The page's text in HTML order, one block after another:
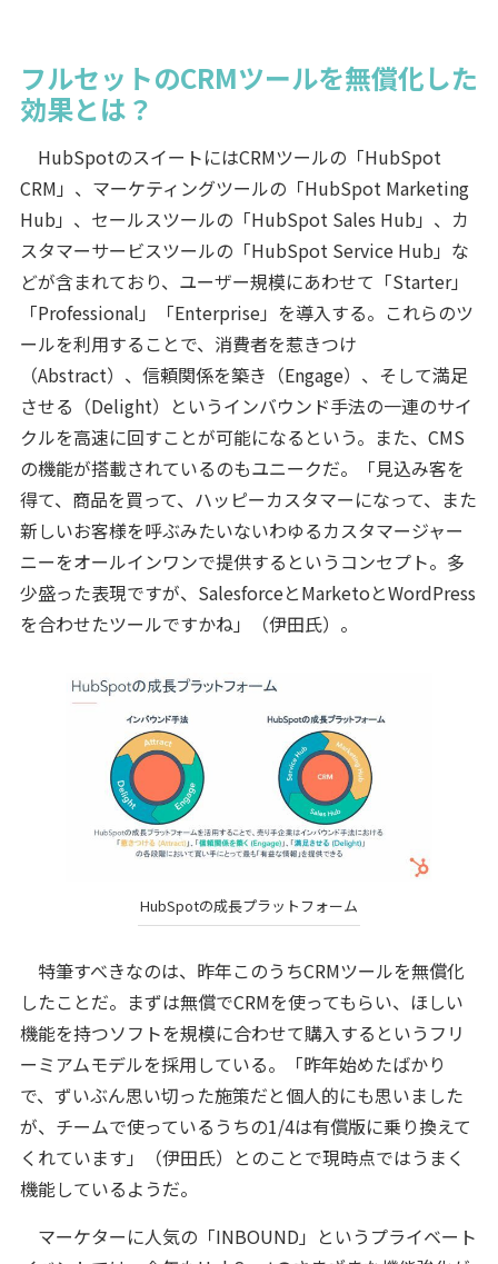
フルセットのCRMツールを無償化した
効果とは？
HubSpotのスイートにはCRMツールの「HubSpot
CRM」、マーケティングツールの「HubSpot Marketing
Hub」、セールスツールの「HubSpot Sales Hub」、カ
スタマーサービスツールの「HubSpot Service Hub」な
どが含まれており、ユーザー規模にあわせて「Starter」
「Professional」「Enterprise」を導入する。これらのツ
ールを利用することで、消費者を惹きつけ
（Abstract）、信頼関係を築き（Engage）、そして満足
させる（Delight）というインバウンド手法の一連のサイ
クルを高速に回すことが可能になるという。また、CMS
の機能が搭載されているのもユニークだ。「見込み客を
得て、商品を買って、ハッピーカスタマーになって、また
新しいお客様を呼ぶみたいないわゆるカスタマージャー
ニーをオールインワンで提供するというコンセプト。多
少盛った表現ですが、SalesforceとMarketoとWordPress
を合わせたツールですかね」（伊田氏）。
HubSpotの成長プラットフォーム
特筆すべきなのは、昨年このうちCRMツールを無償化
したことだ。まずは無償でCRMを使ってもらい、ほしい
機能を持つソフトを規模に合わせて購入するというフリ
ーミアムモデルを採用している。「昨年始めたばかり
で、ずいぶん思い切った施策だと個人的にも思いました
が、チームで使っているうちの1/4は有償版に乗り換えて
くれています」（伊田氏）とのことで現時点ではうまく
機能しているようだ。
マーケターに人気の「INBOUND」というプライベート